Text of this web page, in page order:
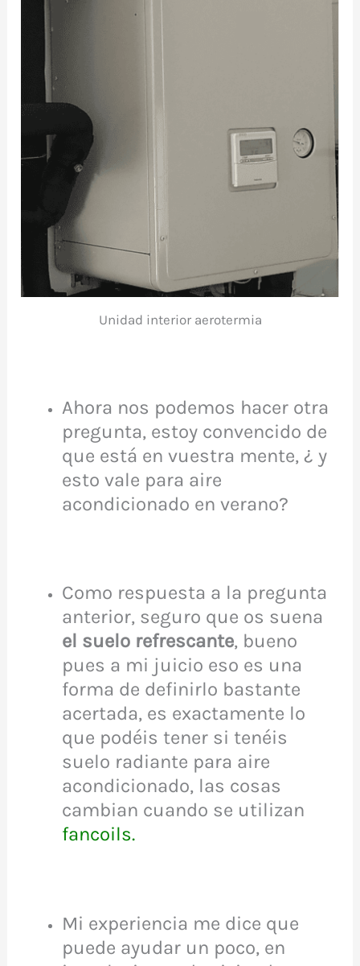
Unidad interior aerotermia
Ahora nos podemos hacer otra
pregunta, estoy convencido de
que está en vuestra mente, ¿ y
esto vale para aire
acondicionado en verano?
Como respuesta a la pregunta
anterior, seguro que os suena
el suelo refrescante, bueno
pues a mi juicio eso es una
forma de definirlo bastante
acertada, es exactamente lo
que podéis tener si tenéis
suelo radiante para aire
acondicionado, las cosas
cambian cuando se utilizan
fancoils.
Mi experiencia me dice que
puede ayudar un poco, en